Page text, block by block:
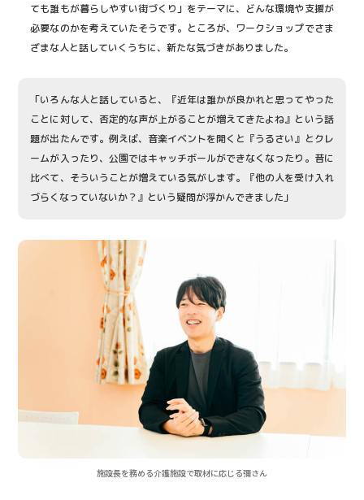
ても誰もが暮らしやすい街づくり」をテーマに、どんな環境や支援が
必要なのかを考えていたそうです。ところが、ワークショップでさま
ざまな人と話していくうちに、新たな気づきがありました。
「いろんな人と話していると、『近年は誰かが良かれと思ってやった
ことに対して、否定的な声が上がることが増えてきたよね』という話
題が出たんです。例えば、音楽イベントを開くと『うるさい』とクレ
ームが入ったり、公園ではキャッチボールができなくなったり。昔に
比べて、そういうことが増えている気がします。『他の人を受け入れ
づらくなっていないか？』という疑問が浮かんできました」
施設長を務める介護施設で取材に応じる彌さん